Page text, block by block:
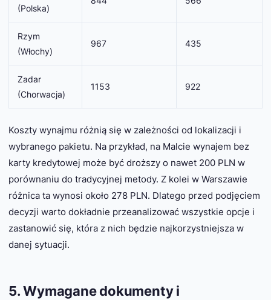
(Polska)
Rzym
(Włochy)
967 435
Zadar
(Chorwacja)
1153 922
Koszty wynajmu różnią się w zależności od lokalizacji i
wybranego pakietu. Na przykład, na Malcie wynajem bez
karty kredytowej może być droższy o nawet 200 PLN w
porównaniu do tradycyjnej metody. Z kolei w Warszawie
różnica ta wynosi około 278 PLN. Dlatego przed podjęciem
decyzji warto dokładnie przeanalizować wszystkie opcje i
zastanowić się, która z nich będzie najkorzystniejsza w
danej sytuacji.
5. Wymagane dokumenty i